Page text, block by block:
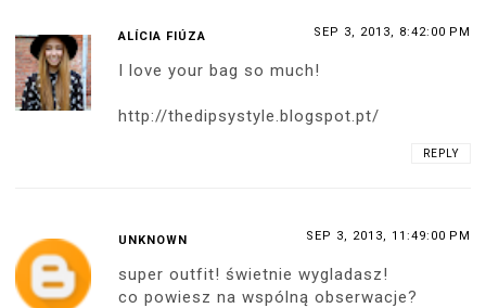
ALÍCIA FIÚZA SEP 3, 2013, 8:42:00 PM
I love your bag so much!
http://thedipsystyle.blogspot.pt/
REPLY
UNKNOWN SEP 3, 2013, 11:49:00 PM
super outfit! świetnie wygladasz!
co powiesz na wspólną obserwacje?